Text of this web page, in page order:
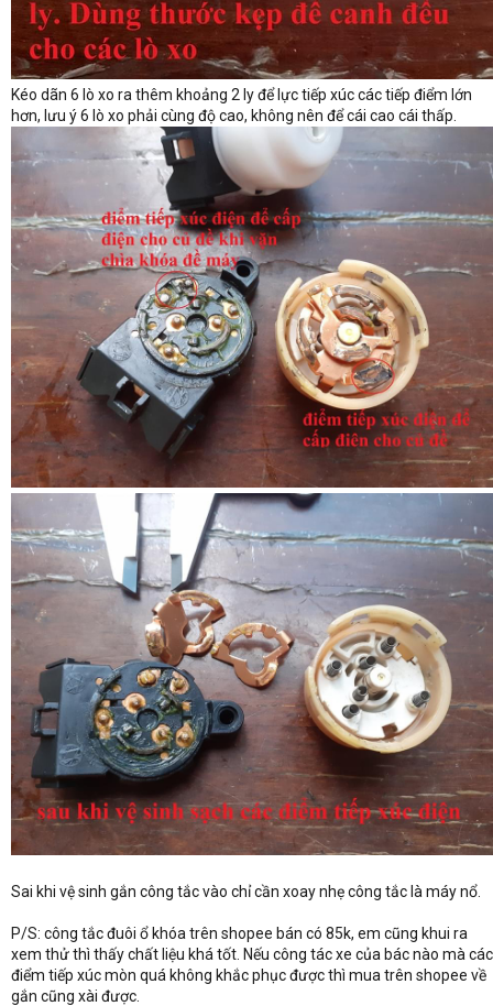
Kéo dãn 6 lò xo ra thêm khoảng 2 ly để lực tiếp xúc các tiếp điểm lớn
hơn, lưu ý 6 lò xo phải cùng độ cao, không nên để cái cao cái thấp.
Sai khi vệ sinh gắn công tắc vào chỉ cần xoay nhẹ công tắc là máy nổ.
P/S: công tắc đuôi ổ khóa trên shopee bán có 85k, em cũng khui ra
xem thử thì thấy chất liệu khá tốt. Nếu công tác xe của bác nào mà các
điểm tiếp xúc mòn quá không khắc phục được thì mua trên shopee về
gắn cũng xài được.